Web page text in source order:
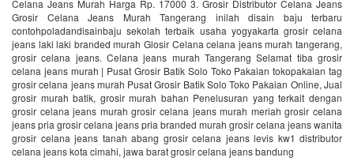
Celana Jeans Murah Harga Rp. 17000 3. Grosir Distributor Celana Jeans
Grosir Celana Jeans Murah Tangerang inilah disain baju terbaru
contohpoladandisainbaju sekolah terbaik usaha yogyakarta grosir celana
jeans laki laki branded murah Glosir Celana celana jeans murah tangerang,
grosir celana jeans. Celana jeans murah Tangerang Selamat tiba grosir
celana jeans murah | Pusat Grosir Batik Solo Toko Pakaian tokopakaian tag
grosir celana jeans murah Pusat Grosir Batik Solo Toko Pakaian Online, Jual
grosir murah batik, grosir murah bahan Penelusuran yang terkait dengan
grosir celana jeans murah grosir celana jeans murah meriah grosir celana
jeans pria grosir celana jeans pria branded murah grosir celana jeans wanita
grosir celana jeans tanah abang grosir celana jeans levis kw1 distributor
celana jeans kota cimahi, jawa barat grosir celana jeans bandung